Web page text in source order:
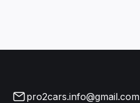
pro2cars.info@gmail.com